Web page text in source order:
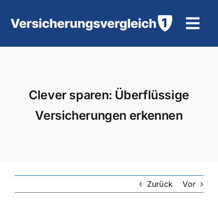
Inhalt
Motorradversicherung
Clever sparen: Überflüssige
Versicherungen erkennen
Zurück Vor